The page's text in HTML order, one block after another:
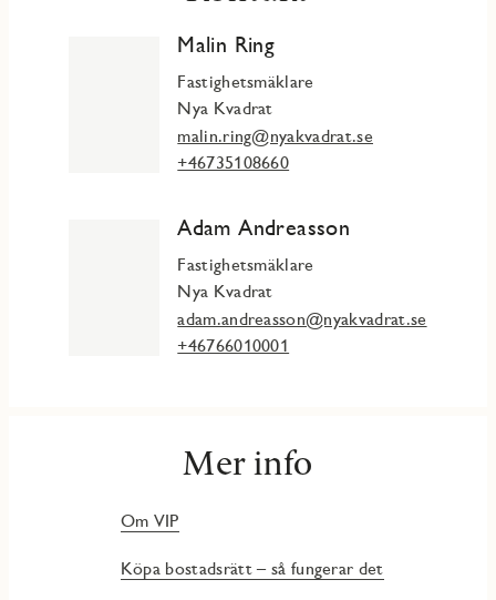
Malin Ring
Fastighetsmäklare
Nya Kvadrat
malin.ring@nyakvadrat.se
+46735108660
Adam Andreasson
Fastighetsmäklare
Nya Kvadrat
adam.andreasson@nyakvadrat.se
+46766010001
Mer info
Om VIP
Köpa bostadsrätt – så fungerar det